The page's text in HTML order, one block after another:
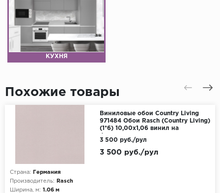
КУХНЯ
Похожие товары
Виниловые обои Country Living
971484 Обои Rasch (Country Living)
(1*6) 10,00x1,06 винил на
Страна:
Германия
Производитель:
Rasch
Ширина, м: 1.06 м
3 500 руб./рул
3 500 руб./рул